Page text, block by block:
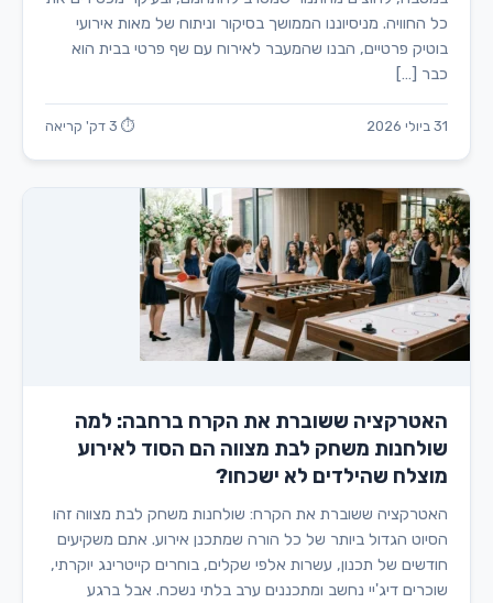
כל החוויה. מניסיוננו הממושך בסיקור וניתוח של מאות אירועי
בוטיק פרטיים, הבנו שהמעבר לאירוח עם שף פרטי בבית הוא
כבר […]
31 ביולי 2026 ⏱ 3 דק' קריאה
האטרקציה ששוברת את הקרח ברחבה: למה
שולחנות משחק לבת מצווה הם הסוד לאירוע
מוצלח שהילדים לא ישכחו?
האטרקציה ששוברת את הקרח: שולחנות משחק לבת מצווה זהו
הסיוט הגדול ביותר של כל הורה שמתכנן אירוע. אתם משקיעים
חודשים של תכנון, עשרות אלפי שקלים, בוחרים קייטרינג יוקרתי,
שוכרים דיג'יי נחשב ומתכננים ערב בלתי נשכח. אבל ברגע